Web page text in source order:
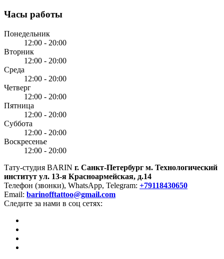
Часы работы
Понедельник
12:00 - 20:00
Вторник
12:00 - 20:00
Среда
12:00 - 20:00
Четверг
12:00 - 20:00
Пятница
12:00 - 20:00
Суббота
12:00 - 20:00
Воскресенье
12:00 - 20:00
Тату-студия BARIN г. Санкт-Петербург м. Технологический
институт ул. 13-я Красноармейская, д.14
Телефон (звонки), WhatsApp, Telegram: +79118430650
Email: barinofftattoo@gmail.com
Следите за нами в соц сетях: